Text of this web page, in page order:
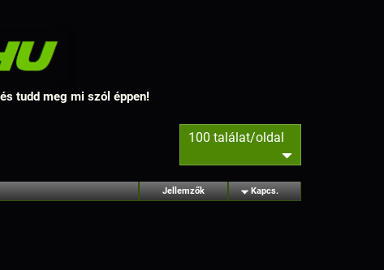
tudd meg mi szól éppen!
100 találat/oldal
Jellemzők Kapcs.